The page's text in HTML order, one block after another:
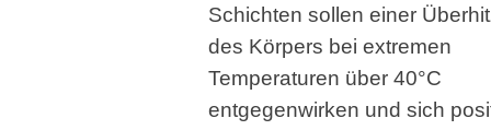
Schichten sollen einer
des Körpers bei extremen
Temperaturen über 40°C
entgegenwirken und sich